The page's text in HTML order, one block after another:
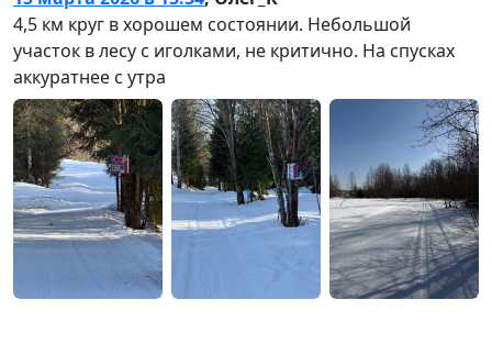
4,5 км круг в хорошем состоянии. Небольшой
участок в лесу с иголками, не критично. На спусках
аккуратнее с утра